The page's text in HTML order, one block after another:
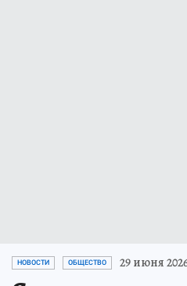
НОВОСТИ ОБЩЕСТВО 29 июня